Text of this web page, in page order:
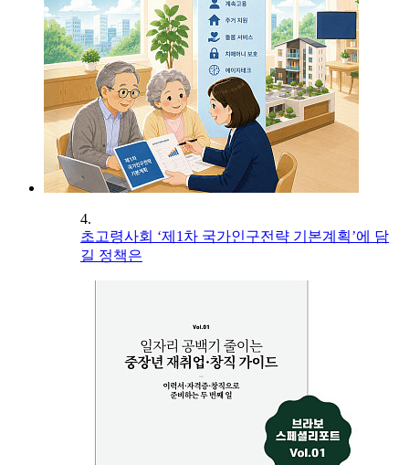
4.
초고령사회 ‘제1차 국가인구전략 기본계획’에 담
길 정책은